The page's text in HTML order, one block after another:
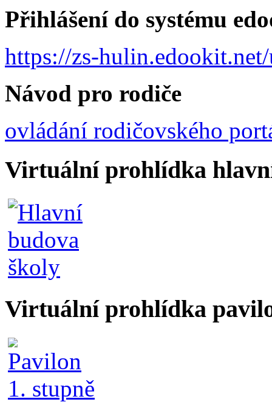
Přihlášení do systému
https://zs-
Návod pro rodiče
ovládání rodičovského
Virtuální prohlídka
Virtuální prohlídka